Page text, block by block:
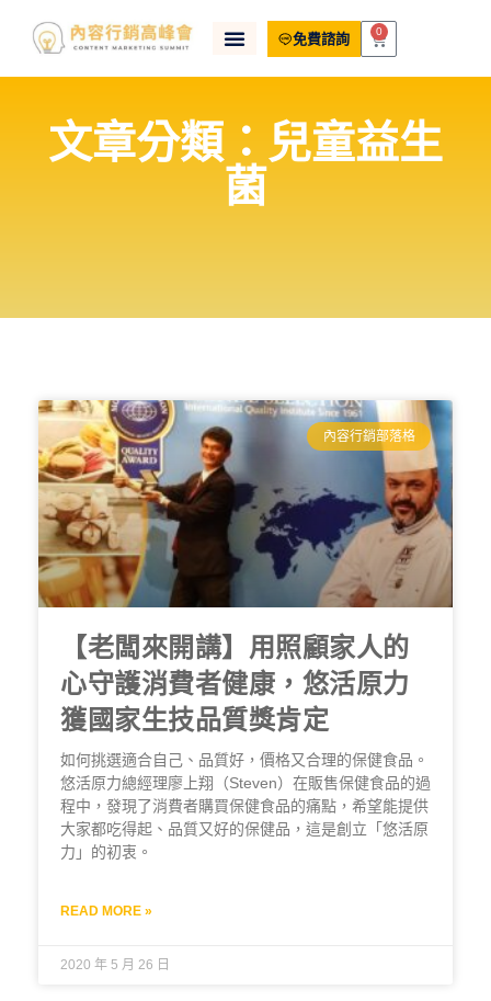
免費諮詢 0
文章分類：兒童益生
菌
內容行銷部落格
【老闆來開講】用照顧家人的
心守護消費者健康，悠活原力
獲國家生技品質獎肯定
如何挑選適合自己、品質好，價格又合理的保健食品。
悠活原力總經理廖上翔（Steven）在販售保健食品的過
程中，發現了消費者購買保健食品的痛點，希望能提供
大家都吃得起、品質又好的保健品，這是創立「悠活原
力」的初衷。
READ MORE »
2020 年 5 月 26 日